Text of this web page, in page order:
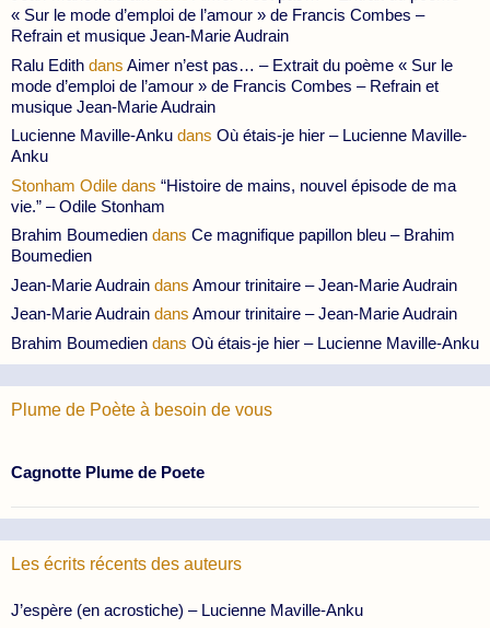
« Sur le mode d’emploi de l’amour » de Francis Combes –
Refrain et musique Jean-Marie Audrain
Ralu Edith dans Aimer n’est pas… – Extrait du poème « Sur le
mode d’emploi de l’amour » de Francis Combes – Refrain et
musique Jean-Marie Audrain
Lucienne Maville-Anku dans Où étais-je hier – Lucienne Maville-
Anku
Stonham Odile dans “Histoire de mains, nouvel épisode de ma
vie.” – Odile Stonham
Brahim Boumedien dans Ce magnifique papillon bleu – Brahim
Boumedien
Jean-Marie Audrain dans Amour trinitaire – Jean-Marie Audrain
Jean-Marie Audrain dans Amour trinitaire – Jean-Marie Audrain
Brahim Boumedien dans Où étais-je hier – Lucienne Maville-Anku
Plume de Poète à besoin de vous
Cagnotte Plume de Poete
Les écrits récents des auteurs
J’espère (en acrostiche) – Lucienne Maville-Anku